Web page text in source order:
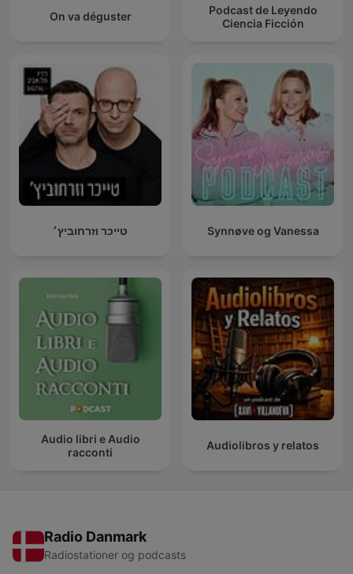
On va déguster
Podcast de Leyendo
Ciencia Ficción
טייכר וזרחוביץ׳ Synnøve og Vanessa
Audio libri e Audio
racconti
Audiolibros y relatos
Radio Danmark
Radiostationer og podcasts